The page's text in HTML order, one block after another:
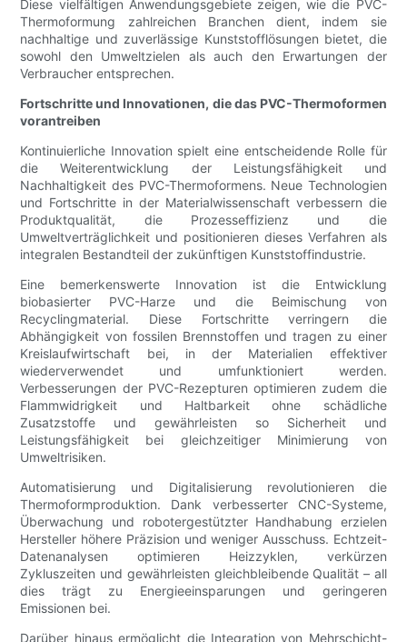
Diese vielfältigen Anwendungsgebiete zeigen, wie die PVC-
Thermoformung zahlreichen Branchen dient, indem sie
nachhaltige und zuverlässige Kunststofflösungen bietet, die
sowohl den Umweltzielen als auch den Erwartungen der
Verbraucher entsprechen.
Fortschritte und Innovationen, die das PVC-Thermoformen
vorantreiben
Kontinuierliche Innovation spielt eine entscheidende Rolle für
die Weiterentwicklung der Leistungsfähigkeit und
Nachhaltigkeit des PVC-Thermoformens. Neue Technologien
und Fortschritte in der Materialwissenschaft verbessern die
Produktqualität, die Prozesseffizienz und die
Umweltverträglichkeit und positionieren dieses Verfahren als
integralen Bestandteil der zukünftigen Kunststoffindustrie.
Eine bemerkenswerte Innovation ist die Entwicklung
biobasierter PVC-Harze und die Beimischung von
Recyclingmaterial. Diese Fortschritte verringern die
Abhängigkeit von fossilen Brennstoffen und tragen zu einer
Kreislaufwirtschaft bei, in der Materialien effektiver
wiederverwendet und umfunktioniert werden.
Verbesserungen der PVC-Rezepturen optimieren zudem die
Flammwidrigkeit und Haltbarkeit ohne schädliche
Zusatzstoffe und gewährleisten so Sicherheit und
Leistungsfähigkeit bei gleichzeitiger Minimierung von
Umweltrisiken.
Automatisierung und Digitalisierung revolutionieren die
Thermoformproduktion. Dank verbesserter CNC-Systeme,
Überwachung und robotergestützter Handhabung erzielen
Hersteller höhere Präzision und weniger Ausschuss. Echtzeit-
Datenanalysen optimieren Heizzyklen, verkürzen
Zykluszeiten und gewährleisten gleichbleibende Qualität – all
dies trägt zu Energieeinsparungen und geringeren
Emissionen bei.
Darüber hinaus ermöglicht die Integration von Mehrschicht-